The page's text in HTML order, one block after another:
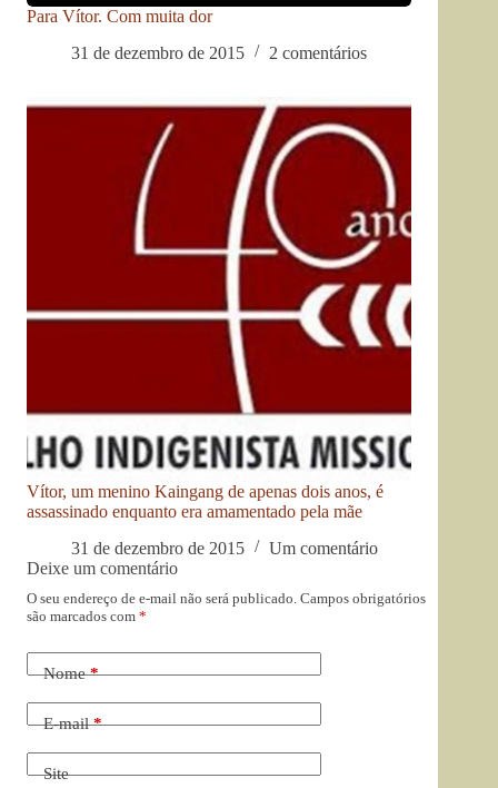
Para Vítor. Com muita dor
31 de dezembro de 2015
2 comentários
Vítor, um menino Kaingang de apenas dois anos, é
assassinado enquanto era amamentado pela mãe
31 de dezembro de 2015
Um comentário
Deixe um comentário
O seu endereço de e-mail não será publicado. Campos obrigatórios
são marcados com *
Nome*
E-mail*
Site